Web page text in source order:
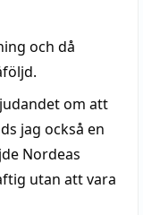
och då
om att
jag också en
Nordeas
utan att vara